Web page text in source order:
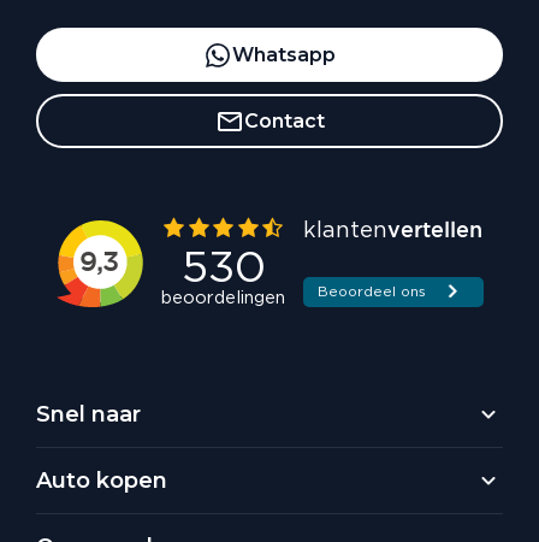
Whatsapp
Contact
Snel naar
Auto kopen